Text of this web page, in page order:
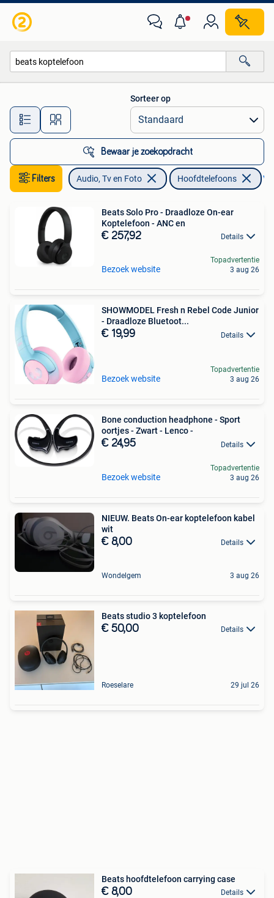
Alle afstanden…
Sorteer op
Bewaar je zoekopdracht
Filters Audio, Tv en Foto Hoofdtelefoons
Beats Solo Pro - Draadloze On-ear
Koptelefoon - ANC en
€ 257,92 Details
Bezoek website
Topadvertentie
3 aug 26
SHOWMODEL Fresh n Rebel Code Junior
- Draadloze Bluetoot...
€ 19,99 Details
Bezoek website
Topadvertentie
3 aug 26
Bone conduction headphone - Sport
oortjes - Zwart - Lenco -
€ 24,95 Details
Bezoek website
Topadvertentie
3 aug 26
NIEUW. Beats On-ear koptelefoon kabel
wit
€ 8,00 Details
Wondelgem 3 aug 26
Beats studio 3 koptelefoon
€ 50,00 Details
Roeselare 29 jul 26
Beats hoofdtelefoon carrying case
€ 8,00 Details